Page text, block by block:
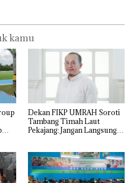
kamu
Dekan FIKP UMRAH Soroti
Tambang Timah Laut
Pekajang: Jangan Langsung
Lingkungannya